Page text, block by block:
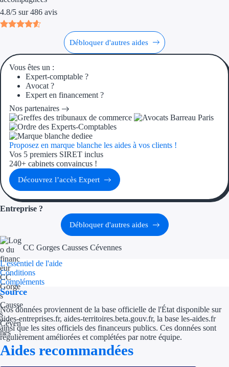
Aides Région
Aides Région
Couvertures
Recherche autonome
Accompagnement
Nos guides
Nos partenaires
4.8/5 sur 486 avis
Débloquer d'autres aides
Vous êtes un :
Expert-comptable ?
Avocat ?
Expert en financement ?
Nos partenaires
Proposez en marque blanche les aides à vos clients !
Vos 5 premiers SIRET inclus
240+ cabinets convaincus !
Découvrez l’accès Expert
Entreprise ?
Débloquer d'autres aides
CC Gorges Causses Cévennes
L'essentiel de l'aide
Conditions
Compléments
Source
Nos données proviennent de la base officielle de l'État disponible sur
aides-entreprises.fr, aides-territoires.beta.gouv.fr, la base les-aides.fr
ainsi que les sites officiels des financeurs publics. Ces données sont
régulièrement améliorées et complétées par notre équipe.
Aides recommandées